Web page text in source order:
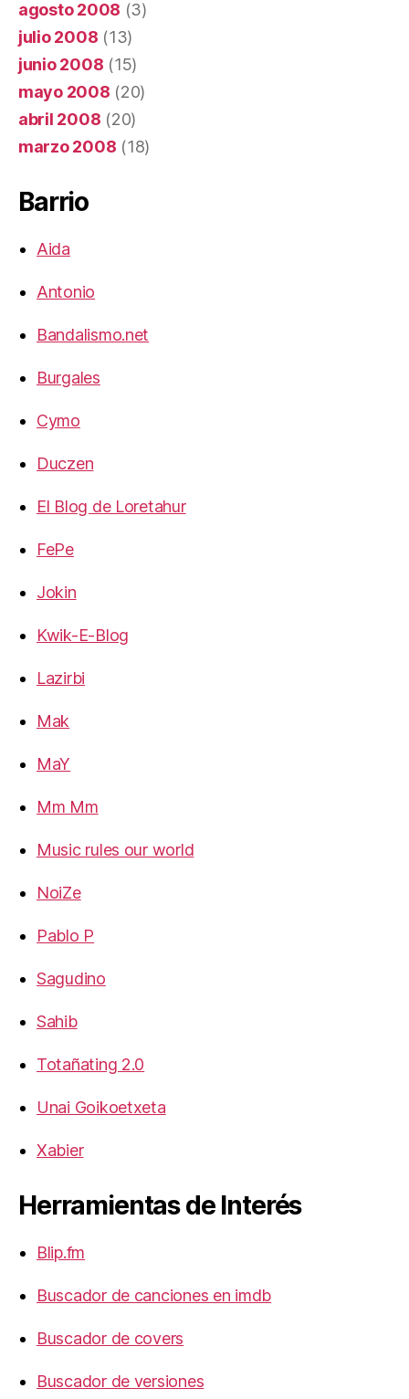
agosto 2008 (3)
julio 2008 (13)
junio 2008 (15)
mayo 2008 (20)
abril 2008 (20)
marzo 2008 (18)
Barrio
Aida
Antonio
Bandalismo.net
Burgales
Cymo
Duczen
El Blog de Loretahur
FePe
Jokin
Kwik-E-Blog
Lazirbi
Mak
MaY
Mm Mm
Music rules our world
NoiZe
Pablo P
Sagudino
Sahib
Totañating 2.0
Unai Goikoetxeta
Xabier
Herramientas de Interés
Blip.fm
Buscador de canciones en imdb
Buscador de covers
Buscador de versiones